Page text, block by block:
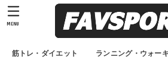
筋トレ・ダイエット ランニング・ウォー
MENU